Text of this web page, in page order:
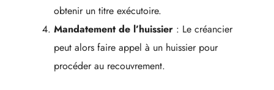
obtenir un titre exécutoire.
Mandatement de l’huissier : Le créancier
peut alors faire appel à un huissier pour
procéder au recouvrement.